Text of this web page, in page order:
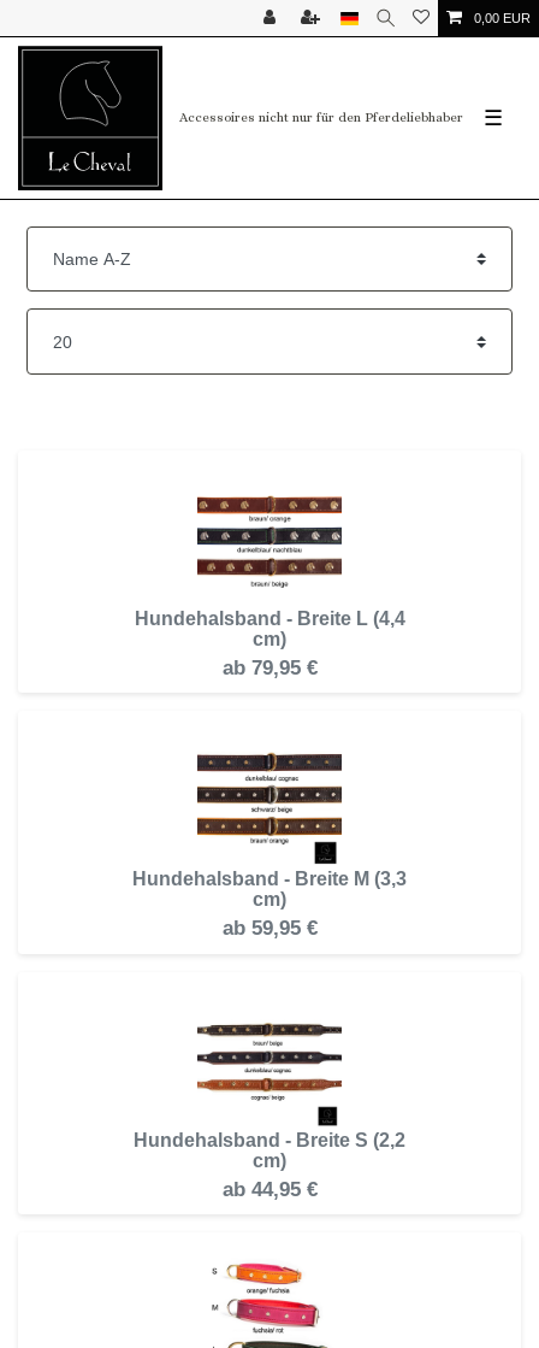
0,00 EUR
Accessoires nicht nur für den Pferdeliebhaber ☰
Hundehalsband - Breite L (4,4
cm)
ab79,95 €
Hundehalsband - Breite M (3,3
cm)
ab59,95 €
Hundehalsband - Breite S (2,2
cm)
ab44,95 €